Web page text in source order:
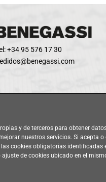
y de terceros para obtener
nuestros servicios. Si acepta
cookies obligatorias identificadas
ajuste de cookies ubicado en el
+34 95 576 17 30
Política de